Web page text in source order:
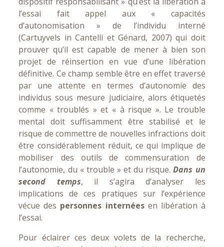
l’essai fait appel aux « capacités
d’autonomisation » de l’individu interné
(Cartuyvels in Cantelli et Génard, 2007) qui doit
prouver qu’il est capable de mener à bien son
projet de réinsertion en vue d’une libération
définitive. Ce champ semble être en effet traversé
par une attente en termes d’autonomie des
individus sous mesure judiciaire, alors étiquetés
comme « troublés » et « à risque ». Le trouble
mental doit suffisamment être stabilisé et le
risque de commettre de nouvelles infractions doit
être considérablement réduit, ce qui implique de
mobiliser des outils de commensuration de
l’autonomie, du « trouble » et du risque.Dans un
second temps, il s’agira d’analyser les
implications de ces pratiques sur l’expérience
vécue des personnes internéesen libération à
l’essai.
Pour éclairer ces deux volets de la recherche,